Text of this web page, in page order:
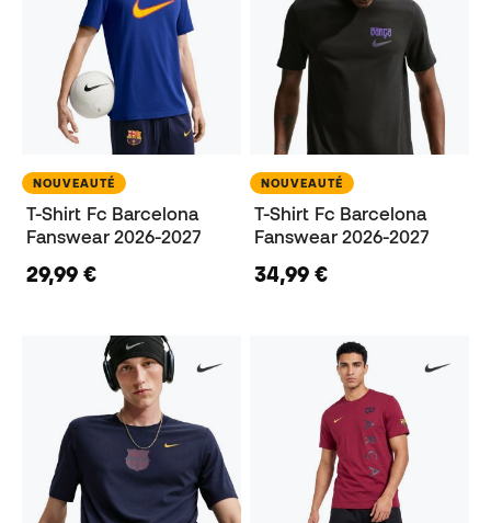
NOUVEAUTÉ
T-Shirt Fc Barcelona
Fanswear 2026-2027
29,99 €
NOUVEAUTÉ
T-Shirt Fc Barcelona
Fanswear 2026-2027
34,99 €